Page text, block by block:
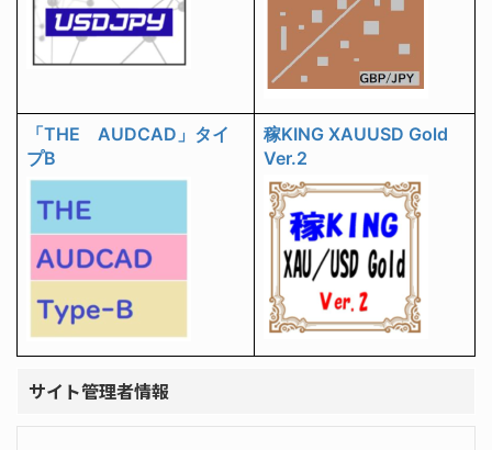
「THE AUDCAD」タイ
プB
稼KING XAUUSD Gold
Ver.2
サイト管理者情報